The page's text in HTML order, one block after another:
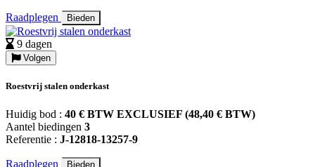
Raadplegen Bieden
9 dagen
Volgen
Roestvrij stalen onderkast
Huidig bod : 40 € BTW EXCLUSIEF (48,40 € BTW)
Aantel biedingen 3
Referentie : J-12818-13257-9
Raadplegen Bieden